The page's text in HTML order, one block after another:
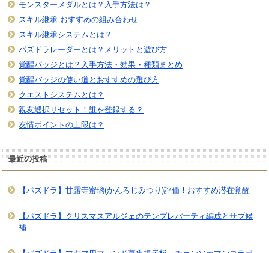
モンスターメダルとは？入手方法は？
スキル継承 おすすめの組み合わせ
スキル継承システムとは？
パズドラレーダーとは？メリットと遊び方
覚醒バッジとは？入手方法・効果・種類まとめ
覚醒バッジの使い道とおすすめの選び方
クエストシステムとは？
親友選択リセット！誰を登録する？
友情ポイントの上限は？
最近の投稿
【パズドラ】甘露寺蜜璃(かんろじみつり)評価！おすすめ潜在覚醒
【パズドラ】クリスマスアルジェのテンプレパーティ編成とサブ候
補